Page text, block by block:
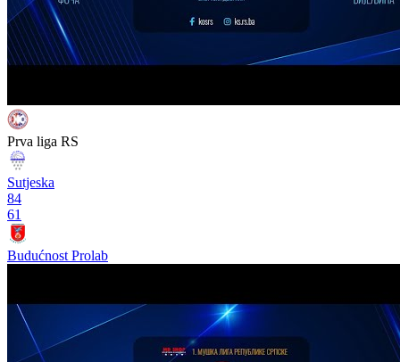
Prva liga RS
Sutjeska
84
61
Budućnost Prolab